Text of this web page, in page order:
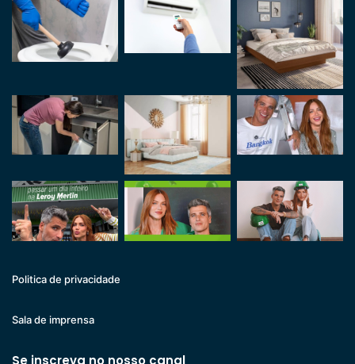
Politica de privacidade
Sala de imprensa
Se inscreva no nosso canal